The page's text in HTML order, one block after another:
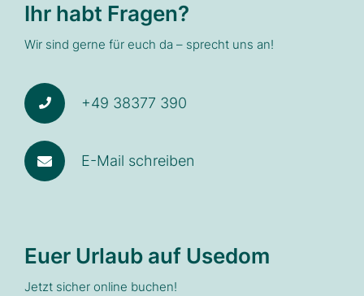
Ihr habt Fragen?
Wir sind gerne für euch da – sprecht uns an!
+49 38377 390
E-Mail schreiben
Euer Urlaub auf Usedom
Jetzt sicher online buchen!